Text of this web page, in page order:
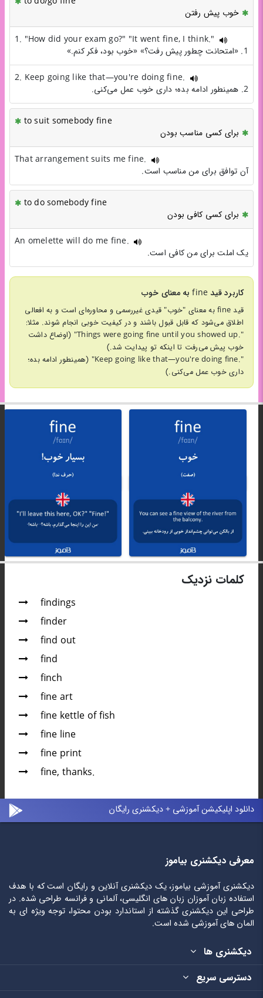
خوب پیش رفتن
1. "How did your exam go?" "It went fine, I think."
1. «امتحانت چطور پیش رفت؟» «خوب بود، فکر کنم.»
2. Keep going like that—you're doing fine.
2. همینطور ادامه بده؛ داری خوب عمل می‌کنی.
to suit somebody fine
برای کسی مناسب بودن
That arrangement suits me fine.
آن توافق برای من مناسب است.
to do somebody fine
برای کسی کافی بودن
An omelette will do me fine.
یک املت برای من کافی است.
کاربرد قید fine به معنای خوب
قید fine به معنای "خوب" قیدی غیررسمی و محاوره‌ای است و به افعالی
اطلاق می‌شود که قابل قبول باشند و در کیفیت خوبی انجام شوند. مثلا:
".Things were going fine until you showed up" (اوضاع داشت
خوب پیش می‌رفت تا اینکه تو پیدایت شد.)
".Keep going like that—you're doing fine" (همینطور ادامه بده؛
داری خوب عمل می‌کنی.)
کلمات نزدیک
findings
finder
find out
find
finch
fine art
fine kettle of fish
fine line
fine print
fine, thanks.
دانلود اپلیکیشن آموزشی + دیکشنری رایگان
معرفی دیکشنری بیاموز
دیکشنری آموزشی بیاموز، یک دیکشنری آنلاین و رایگان است که با هدف
استفاده زبان آموزان زبان های انگلیسی، آلمانی و فرانسه طراحی شده. در
طراحی این دیکشنری گذشته از استاندارد بودن محتوا، توجه ویژه ای به
المان های آموزشی شده است.
دیکشنری ها
دسترسی سریع